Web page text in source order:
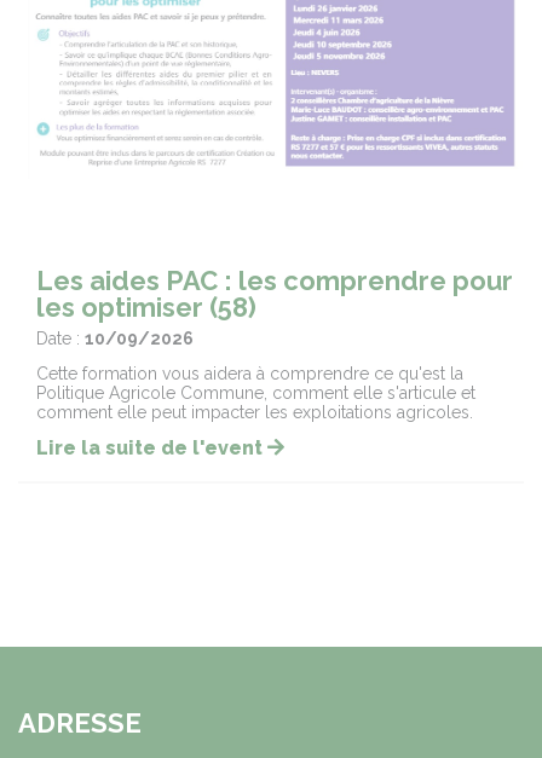
Les aides PAC : les comprendre pour
les optimiser (58)
Date : 10/09/2026
Cette formation vous aidera à comprendre ce qu'est la
Politique Agricole Commune, comment elle s'articule et
comment elle peut impacter les exploitations agricoles.
Lire la suite de l'event
ADRESSE